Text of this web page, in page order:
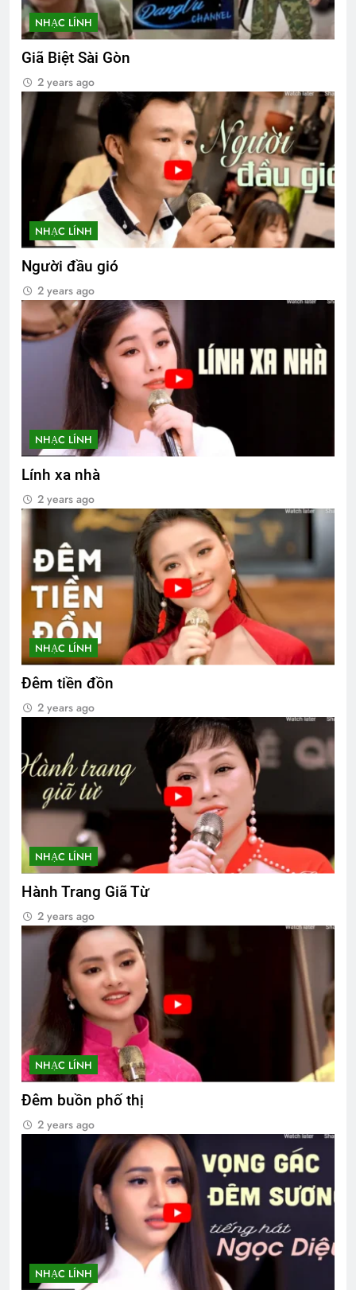
NHẠC LÍNH
Giã Biệt Sài Gòn
2 years ago
NHẠC LÍNH
Người đầu gió
2 years ago
NHẠC LÍNH
Lính xa nhà
2 years ago
NHẠC LÍNH
Đêm tiền đồn
2 years ago
NHẠC LÍNH
Hành Trang Giã Từ
2 years ago
NHẠC LÍNH
Đêm buồn phố thị
2 years ago
NHẠC LÍNH